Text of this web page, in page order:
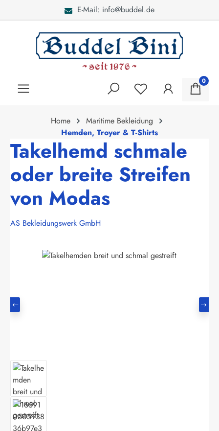
E-Mail: info@buddel.de
0
Home
Maritime Bekleidung
Hemden, Troyer & T-Shirts
Takelhemd schmale
oder breite Streifen
von Modas
AS Bekleidungswerk GmbH
Bildergalerie überspringen